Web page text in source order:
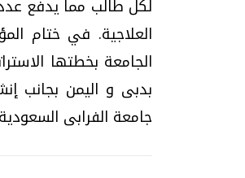
لكل طالب مما يدفع
العلاجية. في ختام
بدبى و اليمن بجانب
جامعة الفرابى